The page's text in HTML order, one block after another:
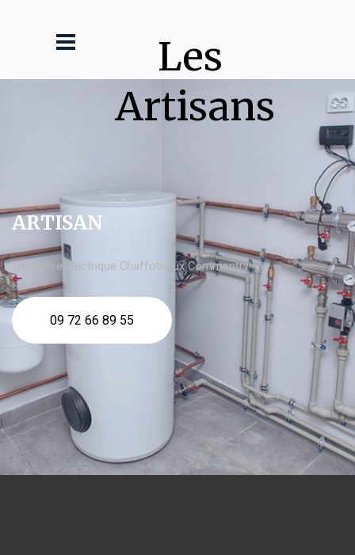
Les
Artisans
ARTISAN
chaudière électrique Chaffoteaux Commentry
09 72 66 89 55